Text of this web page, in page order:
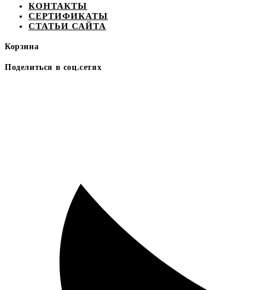
КОНТАКТЫ
СЕРТИФИКАТЫ
СТАТЬИ САЙТА
Корзина
Поделиться в соц.сетях